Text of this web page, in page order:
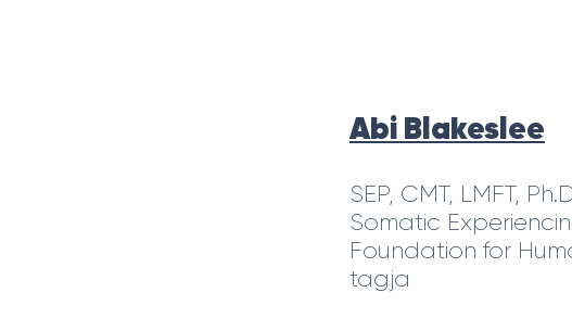
SEP, CMT, LMFT,
Somatic
Foundation for
tagja
Abi Blakeslee